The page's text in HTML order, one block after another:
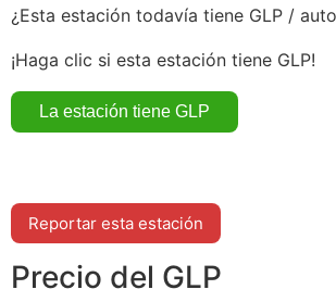
¿Esta estación todavía tiene GLP /
¡Haga clic si esta estación tiene GLP!
Reportar esta estación
Precio del GLP